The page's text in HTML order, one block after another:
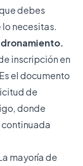
debes
necesitas.
inscripción en
el documento
de
donde
mayoría de